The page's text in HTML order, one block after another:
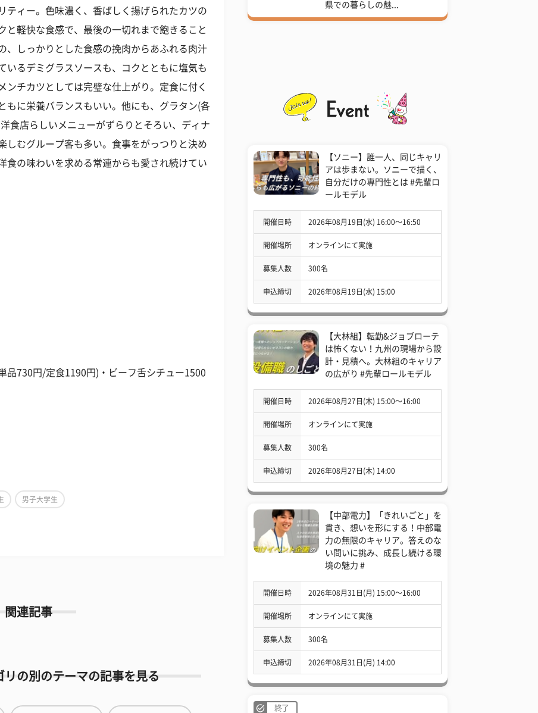
ティー。色味濃く、香ばしく揚げられたカツの
と軽快な食感で、最後の一切れまで飽きること
、しっかりとした食感の挽肉からあふれる肉汁
いるデミグラスソースも、コクとともに塩気も
ンチカツとしては完璧な仕上がり。定食に付く
もに栄養バランスもいい。他にも、グラタン(各
食店らしいメニューがずらりとそろい、ディナ
しむグループ客も多い。食事をがっつりと決め
食の味わいを求める常連からも愛され続けてい
品730円/定食1190円)・ビーフ舌シチュー1500
男子大学生
関連記事
リの別のテーマの記事を見る
県での暮らしの魅...
【ソニー】誰一人、同じキャリ
アは歩まない。ソニーで描く、
自分だけの専門性とは #先輩ロ
ールモデル
開催日時 2026年08月19日(水) 16:00〜16:50
開催場所 オンラインにて実施
募集人数 300名
申込締切 2026年08月19日(水) 15:00
【大林組】転勤&ジョブローテ
は怖くない！九州の現場から設
計・見積へ。大林組のキャリア
の広がり #先輩ロールモデル
開催日時 2026年08月27日(木) 15:00〜16:00
開催場所 オンラインにて実施
募集人数 300名
申込締切 2026年08月27日(木) 14:00
【中部電力】「きれいごと」を
貫き、想いを形にする！中部電
力の無限のキャリア。答えのな
い問いに挑み、成長し続ける環
境の魅力 #
開催日時 2026年08月31日(月) 15:00〜16:00
開催場所 オンラインにて実施
募集人数 300名
申込締切 2026年08月31日(月) 14:00
終了